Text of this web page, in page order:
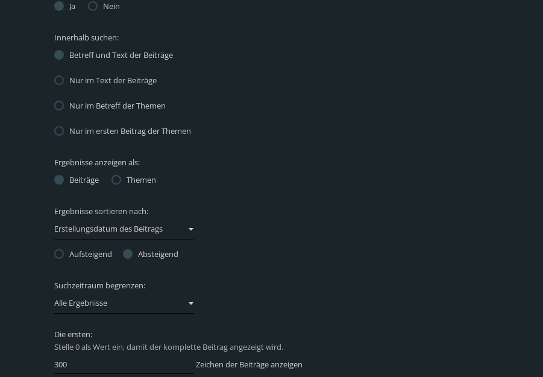
Ja
Nein
Innerhalb suchen:
Betreff und Text der Beiträge
Nur im Text der Beiträge
Nur im Betreff der Themen
Nur im ersten Beitrag der Themen
Ergebnisse anzeigen als:
Beiträge
Themen
Ergebnisse sortieren nach:
Erstellungsdatum des Beitrags
Aufsteigend Absteigend
Suchzeitraum begrenzen:
Alle Ergebnisse
Die ersten:
Stelle 0 als Wert ein, damit der komplette Beitrag angezeigt wird.
Zeichen der Beiträge anzeigen